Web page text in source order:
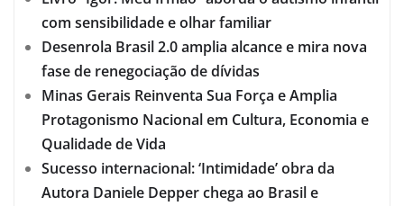
com sensibilidade e olhar familiar
Desenrola Brasil 2.0 amplia alcance e mira nova
fase de renegociação de dívidas
Minas Gerais Reinventa Sua Força e Amplia
Protagonismo Nacional em Cultura, Economia e
Qualidade de Vida
Sucesso internacional: ‘Intimidade’ obra da
Autora Daniele Depper chega ao Brasil e